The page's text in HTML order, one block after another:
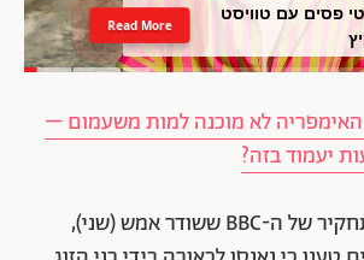
14 פריטי פסים עם טוויסט
Read More
האימפריה לא מוכנה למות משעמום –
יעמוד בזה?
העדויות נחשפו בתחקיר של ה-BBC ששודר אמש (שני),